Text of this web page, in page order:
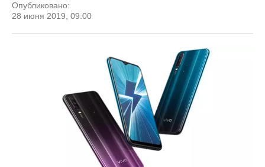
Опубликовано:
28 июня 2019, 09:00